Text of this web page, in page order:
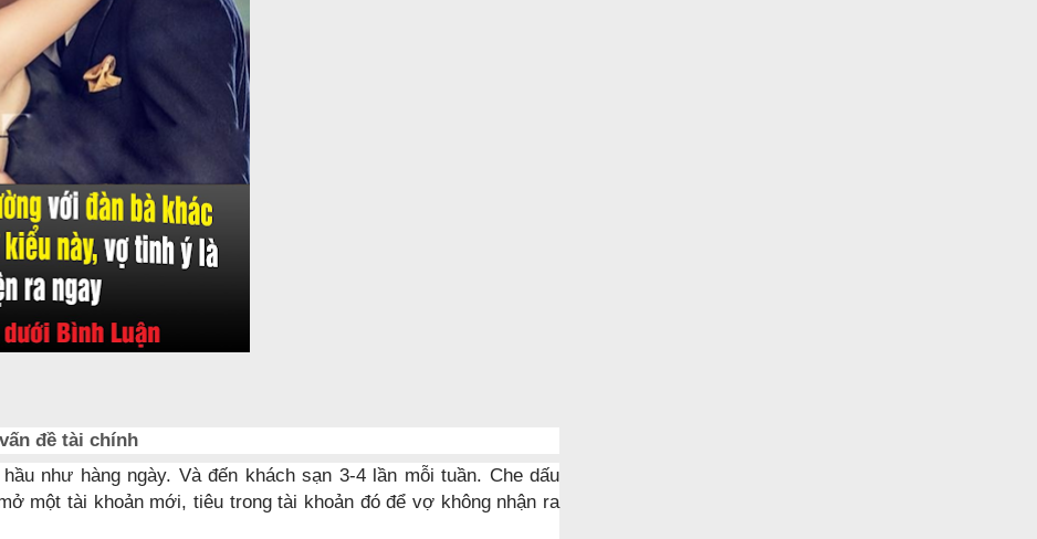
đề tài chính
như hàng ngày. Và đến khách sạn 3-4 lần mỗi tuần. Che dấu
một tài khoản mới, tiêu trong tài khoản đó để vợ không nhận ra